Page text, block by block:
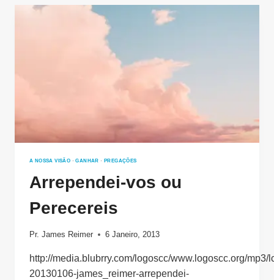
A NOSSA VISÃO ·GANHAR ·PREGAÇÕES
Arrependei-vos ou
Perecereis
Pr. James Reimer 6 Janeiro, 2013
http://media.blubrry.com/logoscc/www.logoscc.org/mp3/
20130106-james_reimer-arrependei-